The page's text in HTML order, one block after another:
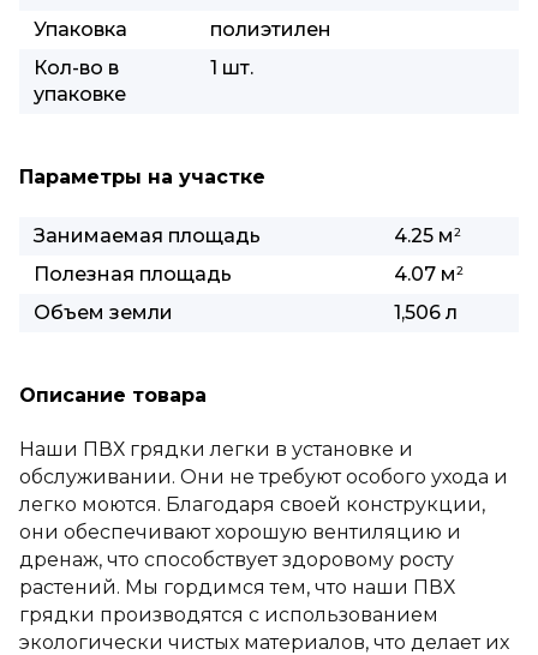
Упаковка
полиэтилен
Кол-во в
упаковке
1 шт.
Параметры на участке
Занимаемая площадь 4.25 м2
Полезная площадь 4.07 м2
Объем земли 1,506 л
Описание товара
Наши ПВХ грядки легки в установке и
обслуживании. Они не требуют особого ухода и
легко моются. Благодаря своей конструкции,
они обеспечивают хорошую вентиляцию и
дренаж, что способствует здоровому росту
растений. Мы гордимся тем, что наши ПВХ
грядки производятся с использованием
экологически чистых материалов, что делает их